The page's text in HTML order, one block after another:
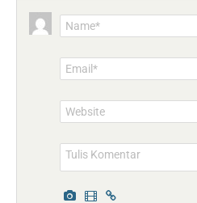
Name*
Email*
Website